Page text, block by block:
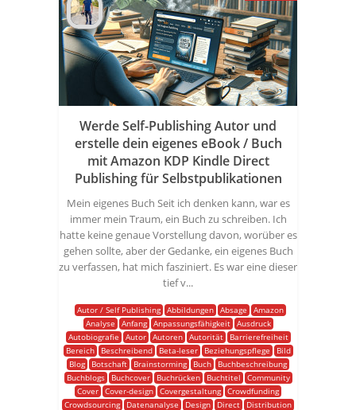
Werde Self-Publishing Autor und
erstelle dein eigenes eBook / Buch
mit Amazon KDP Kindle Direct
Publishing für Selbstpublikationen
Mein eigenes Buch Seit ich denken kann, war es
immer mein Traum, ein Buch zu schreiben. Ich
hatte keine genaue Vorstellung davon, worüber es
gehen sollte, aber der Gedanke, ein eigenes Buch
zu verfassen, hat mich fasziniert. Es war eine dieser
tief v...
Autor / Self Publishing Abbildungen Absage
Amazon
Analyse
Anfang Anpassungsfähigkeit
Ausdruck
Autobiografie
Autor Autoren Autorität
Barrierefreiheit
Bereich
Beschreibend Beta-leser Beziehungspflege
Bild
Blog
Botschaft Brainstorming Buch
Buchbeschreibung
Buchblogs
Buchcover Buchrücken Buchtitel
Community
Cover Cover-design Covergestaltung Crowdfunding
Crowdsourcing
Datenanalyse Design Direct
Distribution